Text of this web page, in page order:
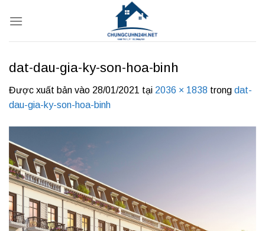
qua
dat-dau-gia-ky-son-hoa-binh
Được xuất bản vào 28/01/2021 tại 2036 × 1838 trong dat-
dau-gia-ky-son-hoa-binh